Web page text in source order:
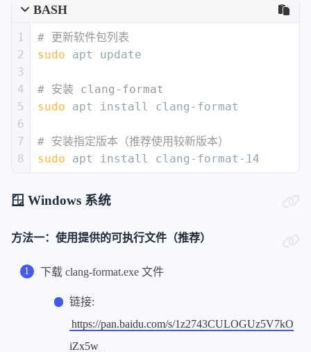
BASH
1
2
3
4
5
6
7
8
# 更新软件包列表
sudo apt update
# 安装 clang-format
sudo apt install clang-format
# 安装指定版本（推荐使用较新版本）
sudo apt install clang-format-14
🪟 Windows 系统
方法一：使用提供的可执行文件（推荐）
下载 clang-format.exe 文件
链接:
https://pan.baidu.com/s/1z2743CULOGUz5V7kO
iZx5w